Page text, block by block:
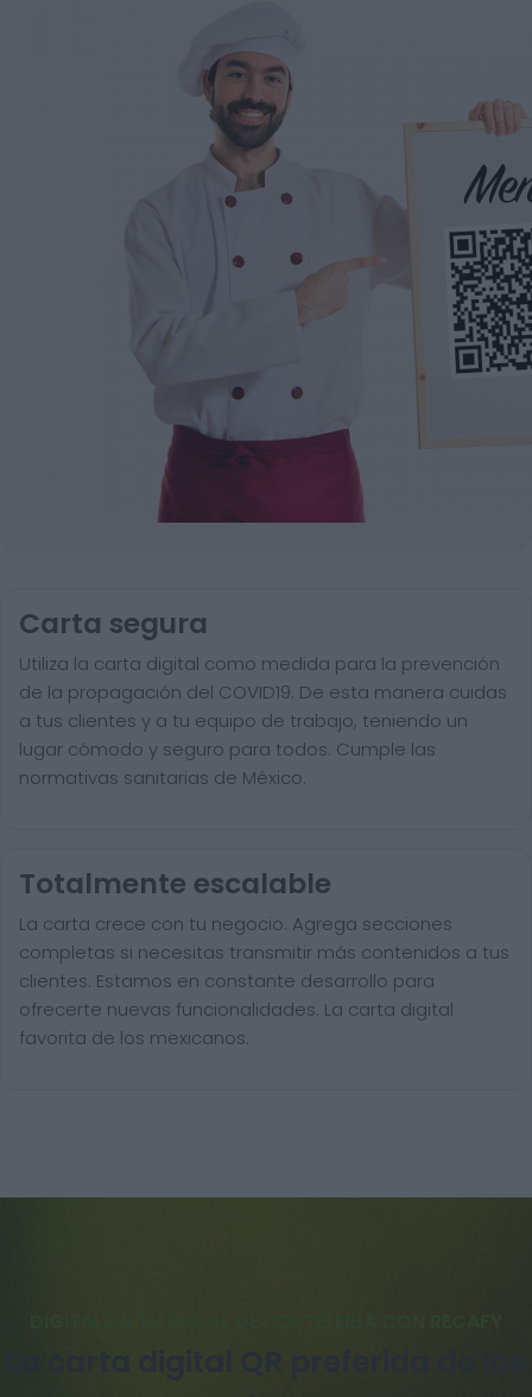
Carta segura
Utiliza la carta digital como medida para la prevención
de la propagación del COVID19. De esta manera cuidas
a tus clientes y a tu equipo de trabajo, teniendo un
lugar cómodo y seguro para todos. Cumple las
normativas sanitarias de México.
Totalmente escalable
La carta crece con tu negocio. Agrega secciones
completas si necesitas transmitir más contenidos a tus
clientes. Estamos en constante desarrollo para
ofrecerte nuevas funcionalidades. La carta digital
favorita de los mexicanos.